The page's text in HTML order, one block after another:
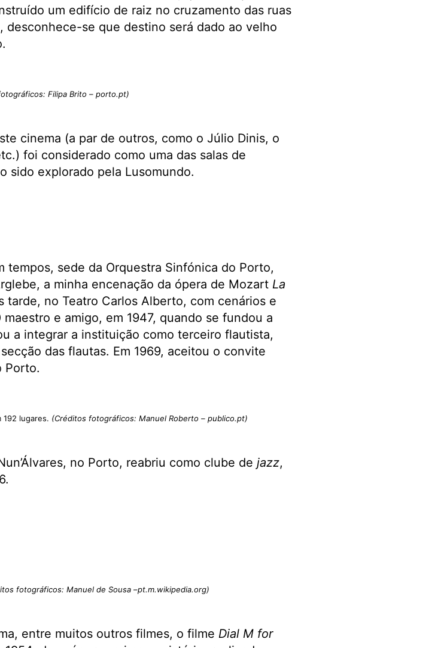
um edifício de raiz no cruzamento das ruas
desconhece-se que destino será dado ao velho
Filipa Brito – porto.pt)
cinema (a par de outros, como o Júlio Dinis, o
foi considerado como uma das salas de
sido explorado pela Lusomundo.
tempos, sede da Orquestra Sinfónica do Porto,
a minha encenação da ópera de Mozart La
tarde, no Teatro Carlos Alberto, com cenários e
e amigo, em 1947, quando se fundou a
a integrar a instituição como terceiro flautista,
das flautas. Em 1969, aceitou o convite
Porto.
192 lugares. (Créditos fotográficos: Manuel Roberto – publico.pt)
no Porto, reabriu como clube de jazz,
fotográficos: Manuel de Sousa –pt.m.wikipedia.org)
entre muitos outros filmes, o filme Dial M for